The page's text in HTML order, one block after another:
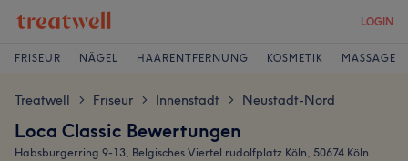
LOGIN
FRISEUR NÄGEL HAARENTFERNUNG KOSMETIK MASSAGE
Treatwell > Friseur > Innenstadt > Neustadt-Nord
Loca Classic Bewertungen
Habsburgerring 9-13, Belgisches Viertel rudolfplatz Köln, 50674 Köln